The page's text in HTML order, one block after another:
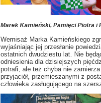
Marek Kamieński, Pamięci Piotra i
Wernisaż Marka Kamieńskiego
wyjaśniając jej przesłanie
ostatnich dwudziestu lat. Nie
odniesienia dla dzisiejszych
potrafi, ale też chyba nie zamierza
przyjaciół, przemieszanymi z
człowieka zasługującego na